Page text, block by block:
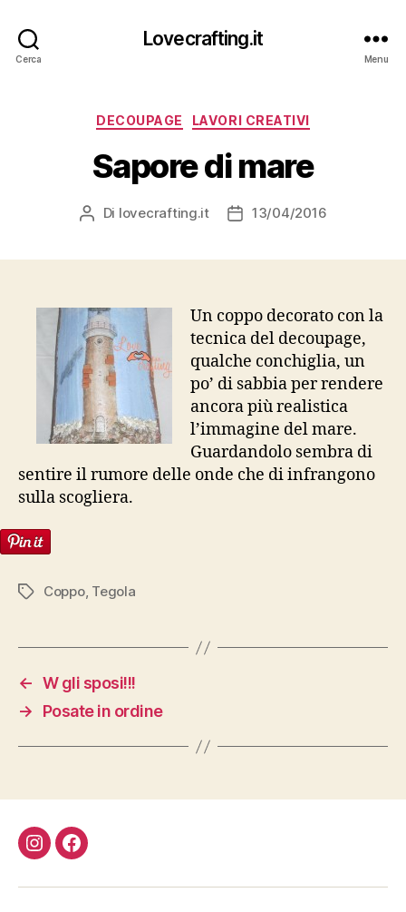
Cerca
Lovecrafting.it
Menu
Categorie
DECOUPAGE LAVORI CREATIVI
Sapore di mare
Autore
Di lovecrafting.it
Data13/04/2016
Un coppo decorato con la
tecnica del decoupage,
qualche conchiglia, un
po’ di sabbia per rendere
ancora più realistica
l’immagine del mare.
Guardandolo sembra di
sentire il rumore delle onde che di infrangono
sulla scogliera.
Tag Coppo, Tegola
← W gli sposi!!!
→
Posate in ordine
InstagramFacebook